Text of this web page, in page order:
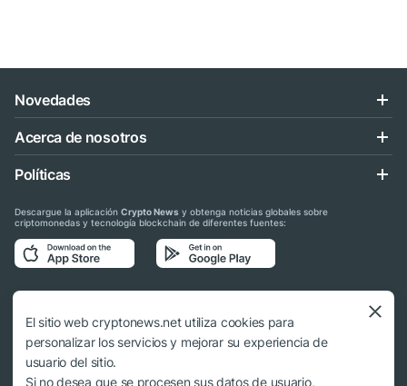
Novedades
Acerca de nosotros
Políticas
Descargue la aplicación Crypto News y obtenga noticias globales sobre
criptomonedas y tecnología blockchain de diferentes fuentes:
Síganos en las redes sociales
El sitio web cryptonews.net utiliza cookies para
personalizar los servicios y mejorar su experiencia de
usuario del sitio.
Si no desea que se procesen sus datos de usuario,